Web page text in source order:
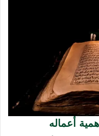
أعماله